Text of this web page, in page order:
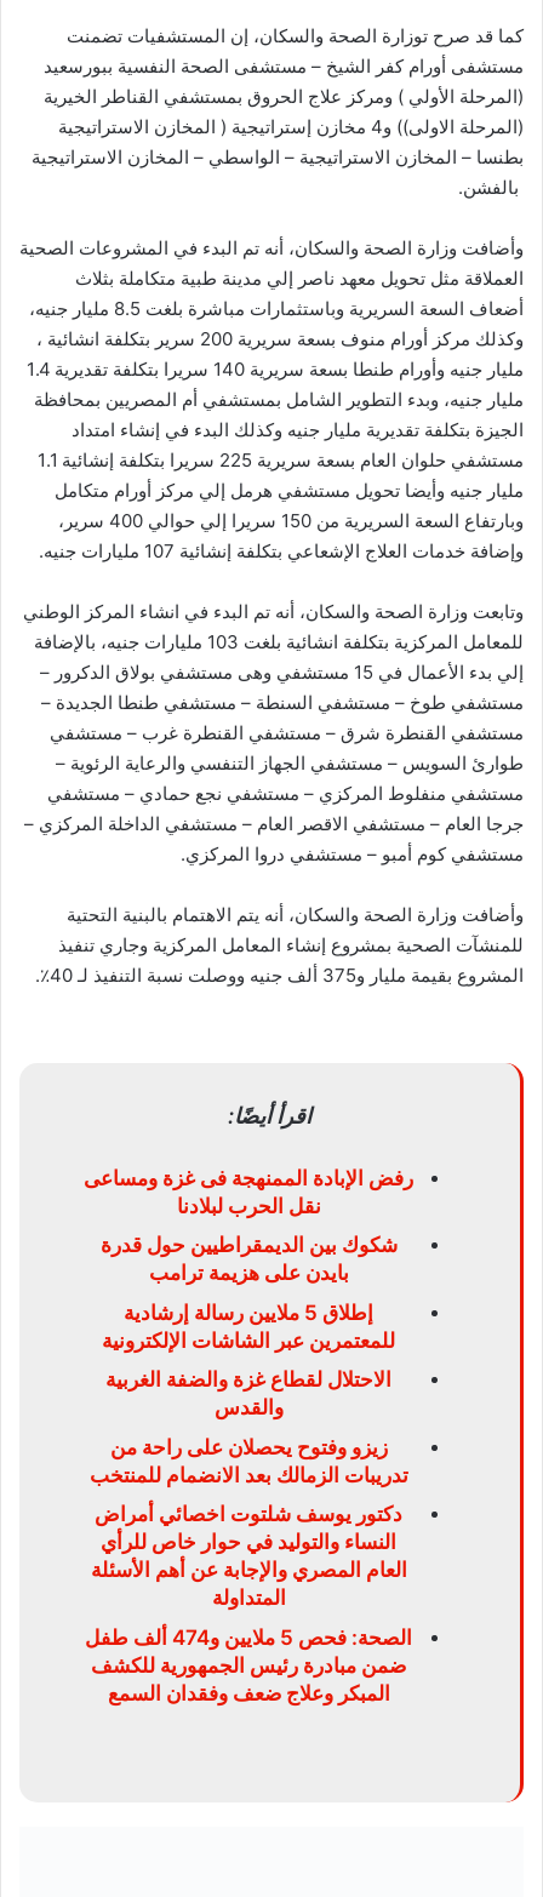
كما قد صرح توزارة الصحة والسكان، إن المستشفيات تضمنت
مستشفى أورام كفر الشيخ – مستشفى الصحة النفسية ببورسعيد
(المرحلة الأولي ) ومركز علاج الحروق بمستشفي القناطر الخيرية
(المرحلة الاولى)) و4 مخازن إستراتيجية ( المخازن الاستراتيجية
بطنسا – المخازن الاستراتيجية – الواسطي – المخازن الاستراتيجية
بالفشن.
وأضافت وزارة الصحة والسكان، أنه تم البدء في المشروعات الصحية
العملاقة مثل تحويل معهد ناصر إلي مدينة طبية متكاملة بثلاث
أضعاف السعة السريرية وباستثمارات مباشرة بلغت 8.5 مليار جنيه،
وكذلك مركز أورام منوف بسعة سريرية 200 سرير بتكلفة انشائية ،
مليار جنيه وأورام طنطا بسعة سريرية 140 سريرا بتكلفة تقديرية 1.4
مليار جنيه، وبدء التطوير الشامل بمستشفي أم المصريين بمحافظة
الجيزة بتكلفة تقديرية مليار جنيه وكذلك البدء في إنشاء امتداد
مستشفي حلوان العام بسعة سريرية 225 سريرا بتكلفة إنشائية 1.1
مليار جنيه وأيضا تحويل مستشفي هرمل إلي مركز أورام متكامل
وبارتفاع السعة السريرية من 150 سريرا إلي حوالي 400 سرير،
وإضافة خدمات العلاج الإشعاعي بتكلفة إنشائية 107 مليارات جنيه.
وتابعت وزارة الصحة والسكان، أنه تم البدء في انشاء المركز الوطني
للمعامل المركزية بتكلفة انشائية بلغت 103 مليارات جنيه، بالإضافة
إلي بدء الأعمال في 15 مستشفي وهى مستشفي بولاق الدكرور –
مستشفي طوخ – مستشفي السنطة – مستشفي طنطا الجديدة –
مستشفي القنطرة شرق – مستشفي القنطرة غرب – مستشفي
طوارئ السويس – مستشفي الجهاز التنفسي والرعاية الرئوية –
مستشفي منفلوط المركزي – مستشفي نجع حمادي – مستشفي
جرجا العام – مستشفي الاقصر العام – مستشفي الداخلة المركزي –
مستشفي كوم أمبو – مستشفي دروا المركزي.
وأضافت وزارة الصحة والسكان، أنه يتم الاهتمام بالبنية التحتية
للمنشآت الصحية بمشروع إنشاء المعامل المركزية وجاري تنفيذ
المشروع بقيمة مليار و375 ألف جنيه ووصلت نسبة التنفيذ لـ 40٪.
اقرأ أيضًا:
رفض الإبادة الممنهجة فى غزة ومساعى
نقل الحرب لبلادنا
شكوك بين الديمقراطيين حول قدرة
بايدن على هزيمة ترامب
إطلاق 5 ملايين رسالة إرشادية
للمعتمرين عبر الشاشات الإلكترونية
الاحتلال لقطاع غزة والضفة الغربية
والقدس
زيزو وفتوح يحصلان على راحة من
تدريبات الزمالك بعد الانضمام للمنتخب
دكتور يوسف شلتوت اخصائي أمراض
النساء والتوليد في حوار خاص للرأي
العام المصري والإجابة عن أهم الأسئلة
المتداولة
الصحة: فحص 5 ملايين و474 ألف طفل
ضمن مبادرة رئيس الجمهورية للكشف
المبكر وعلاج ضعف وفقدان السمع